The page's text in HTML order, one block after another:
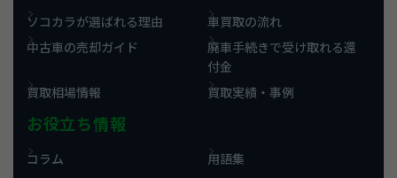
ソコカラが選ばれる理由
車買取の流れ
中古車の売却ガイド
廃車手続きで受け取れる還
付金
買取相場情報
買取実績・事例
お役立ち情報
コラム 用語集